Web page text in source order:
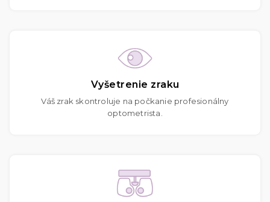
Vyšetrenie zraku
Váš zrak skontroluje na počkanie profesionálny
optometrista.